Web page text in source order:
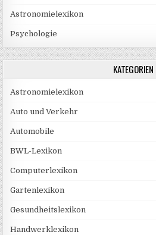
Astronomielexikon
Psychologie
KATEGORIEN
Astronomielexikon
Auto und Verkehr
Automobile
BWL-Lexikon
Computerlexikon
Gartenlexikon
Gesundheitslexikon
Handwerklexikon